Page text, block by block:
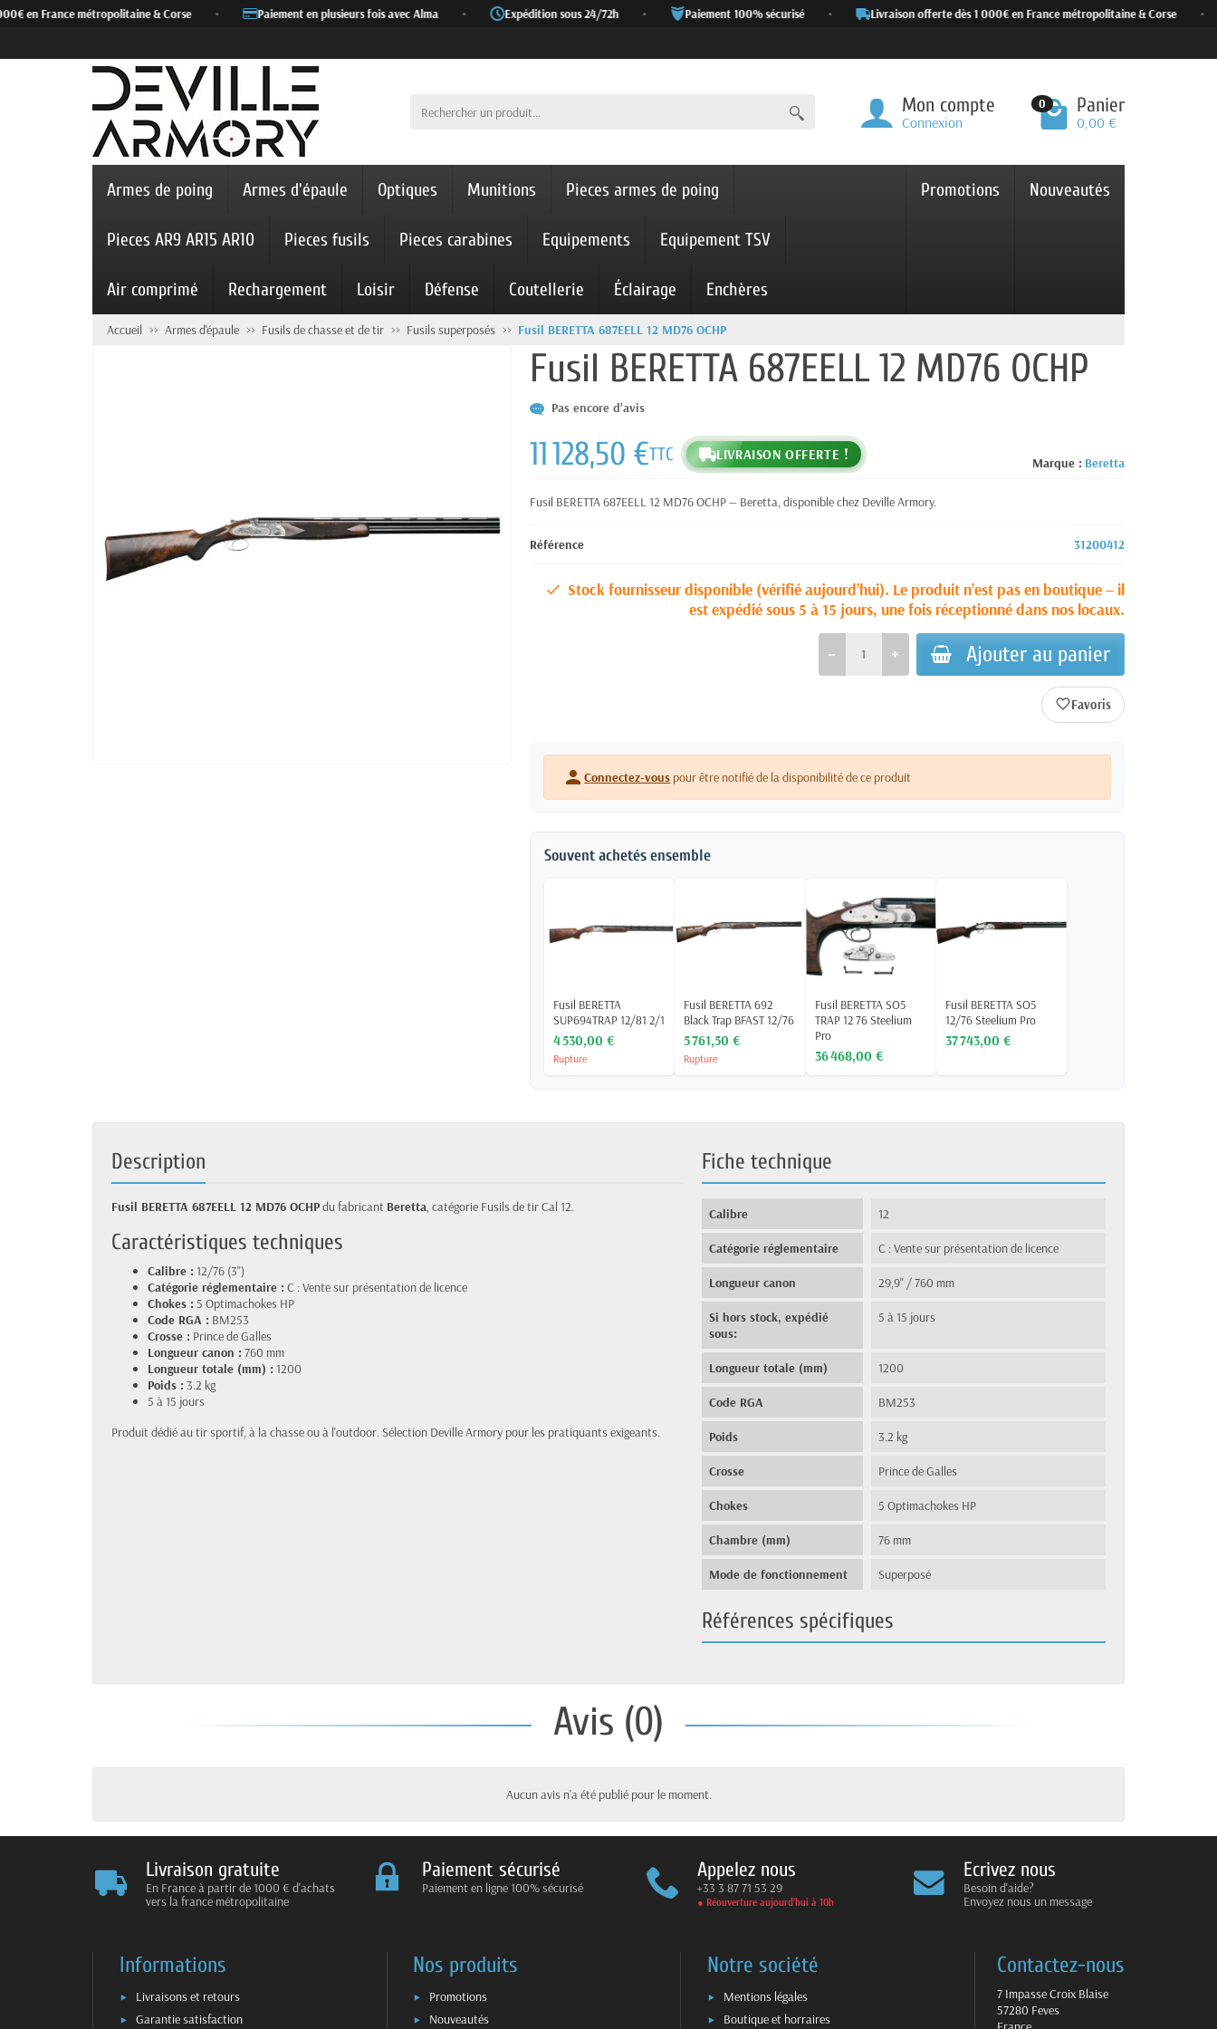
en France métropolitaine & Corse Paiement en plusieurs fois avec Alma Expédition sous 24/72h Paiement 100% sécurisé Livraison offerte dès 1 000€ en France métropolitaine & Corse
Mon compte
Connexion
0 Panier
0,00 €
Armes de poing Armes d'épaule Optiques Munitions Pieces armes de poing
Pieces AR9 AR15 AR10 Pieces fusils Pieces carabines Equipements Equipement TSV
Air comprimé Rechargement Loisir Défense Coutellerie Éclairage Enchères
Promotions Nouveautés
Accueil Armes d'épaule Fusils de chasse et de tir Fusils superposés Fusil BERETTA 687EELL 12 MD76 OCHP
Fusil BERETTA 687EELL 12 MD76 OCHP
Pas encore d'avis
Marque : Beretta
11 128,50 €TTC LIVRAISON OFFERTE !
Fusil BERETTA 687EELL 12 MD76 OCHP — Beretta, disponible chez Deville Armory.
Référence 31200412
Stock fournisseur disponible (vérifié aujourd’hui). Le produit n’est pas en boutique – il
est expédié sous 5 à 15 jours, une fois réceptionné dans nos locaux.
Ajouter au panier
favorite_border
personConnectez-vous pour être notifié de la disponibilité de ce produit
Souvent achetés ensemble
Fusil BERETTA
SUP694TRAP 12/81 2/1
4 530,00 €
Rupture
Fusil BERETTA 692
Black Trap BFAST 12/76
5 761,50 €
Rupture
Fusil BERETTA SO5
TRAP 12 76 Steelium
Pro
36 468,00 €
Fusil BERETTA SO5
12/76 Steelium Pro
37 743,00 €
Description
Fusil BERETTA 687EELL 12 MD76 OCHPdu fabricant Beretta, catégorie Fusils de tir Cal 12.
Caractéristiques techniques
Calibre : 12/76 (3")
Catégorie réglementaire : C : Vente sur présentation de licence
Chokes : 5 Optimachokes HP
Code RGA : BM253
Crosse : Prince de Galles
Longueur canon : 760 mm
Longueur totale (mm) : 1200
Poids : 3.2 kg
5 à 15 jours
Produit dédié au tir sportif, à la chasse ou à l'outdoor. Sélection Deville Armory pour les pratiquants exigeants.
Fiche technique
Calibre 12
Catégorie réglementaire C : Vente sur présentation de licence
Longueur canon 29,9" / 760 mm
Si hors stock, expédié
sous:
5 à 15 jours
Longueur totale (mm) 1200
Code RGA BM253
Poids 3.2 kg
Crosse Prince de Galles
Chokes 5 Optimachokes HP
Chambre (mm) 76 mm
Mode de fonctionnement Superposé
Références spécifiques
Avis (0)
Aucun avis n'a été publié pour le moment.
Livraison gratuite
En France à partir de 1000 € d'achats
vers la france métropolitaine
Paiement sécurisé
Paiement en ligne 100% sécurisé
Appelez nous
+33 3 87 71 53 29
● Réouverture aujourd’hui à 10h
Ecrivez nous
Besoin d'aide?
Envoyez nous un message
Informations
Livraisons et retours
Garantie satisfaction
Nos produits
Promotions
Nouveautés
Notre société
Mentions légales
Boutique et horraires
Contactez-nous
7 Impasse Croix Blaise
57280 Feves